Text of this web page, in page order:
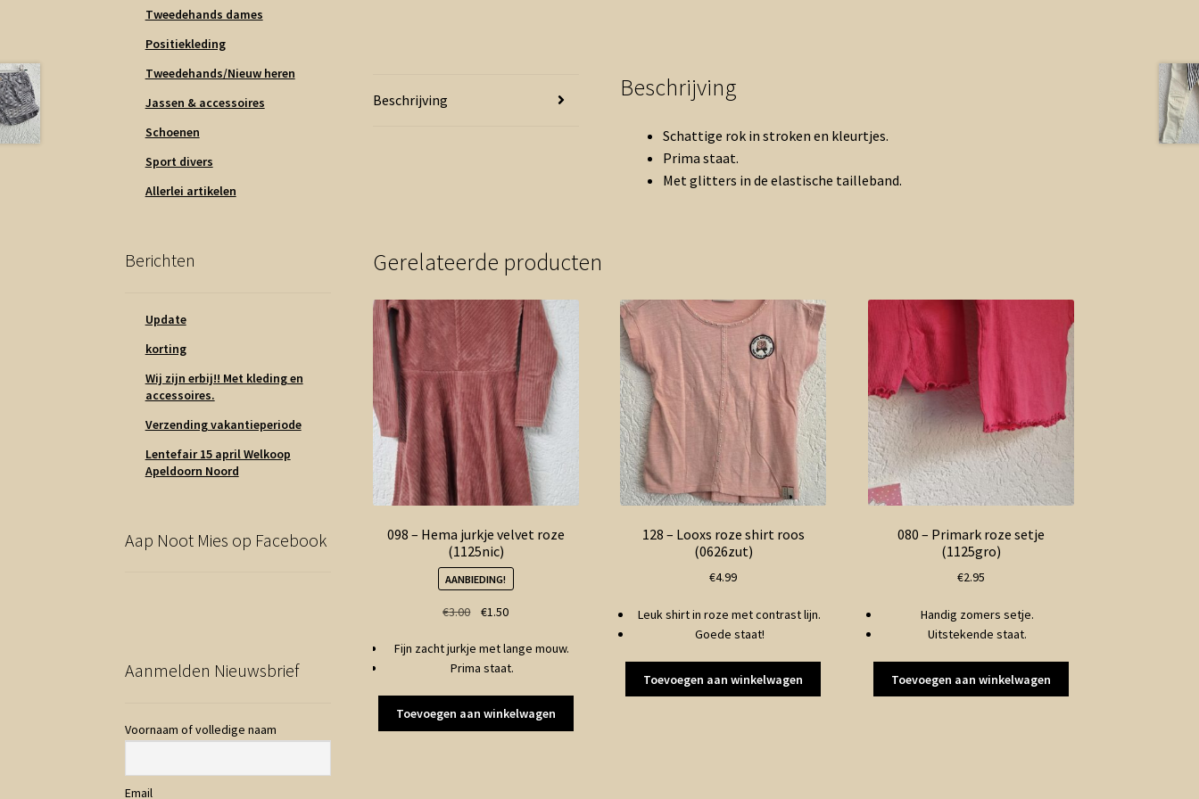
Beschrijving Beschrijving
Schattige rok in stroken en kleurtjes.
Prima staat.
Met glitters in de elastische tailleband.
Gerelateerde producten
098 – Hema jurkje velvet roze
(1125nic)
AANBIEDING!
€3.00
Oorspronkelijke
was:
€3.00.
€1.50Huidige
is:
€1.50.
Fijn zacht jurkje met lange mouw.
Prima staat.
Toevoegen aan winkelwagen
128 – Looxs roze shirt roos
(0626zut)
€4.99
Leuk shirt in roze met contrast lijn.
Goede staat!
Toevoegen aan winkelwagen
080 – Primark roze setje
(1125gro)
€2.95
Handig zomers setje.
Uitstekende staat.
Toevoegen aan winkelwagen
Tweedehands dames
Positiekleding
Tweedehands/Nieuw heren
Jassen & accessoires
Schoenen
Sport divers
Allerlei artikelen
Berichten
Update
korting
Wij zijn erbij!! Met kleding en
accessoires.
Verzending vakantieperiode
Lentefair 15 april Welkoop
Apeldoorn Noord
Aap Noot Mies op Facebook
Aanmelden Nieuwsbrief
Voornaam of volledige naam
Email